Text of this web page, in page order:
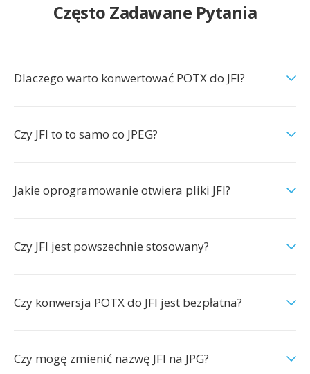
Często Zadawane Pytania
Dlaczego warto konwertować POTX do JFI?
Czy JFI to to samo co JPEG?
Jakie oprogramowanie otwiera pliki JFI?
Czy JFI jest powszechnie stosowany?
Czy konwersja POTX do JFI jest bezpłatna?
Czy mogę zmienić nazwę JFI na JPG?